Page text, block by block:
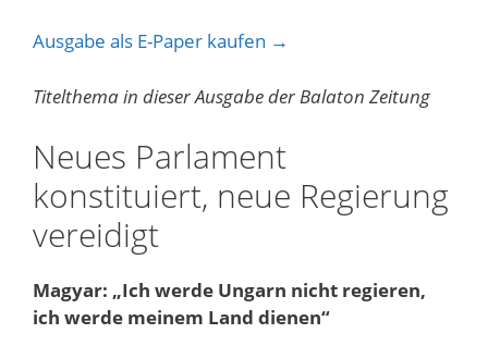
Ausgabe als E-Paper kaufen →
Titelthema in dieser Ausgabe der Balaton Zeitung
Neues Parlament
konstituiert, neue Regierung
vereidigt
Magyar: „Ich werde Ungarn nicht regieren,
ich werde meinem Land dienen“